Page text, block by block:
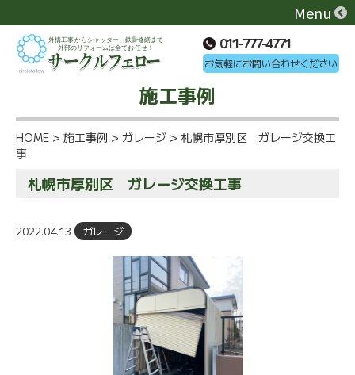
Menu
011-777-4771
お気軽にお問い合わせください
施工事例
HOME > 施工事例 > ガレージ > 札幌市厚別区 ガレージ交換工
事
札幌市厚別区 ガレージ交換工事
2022.04.13 ガレージ